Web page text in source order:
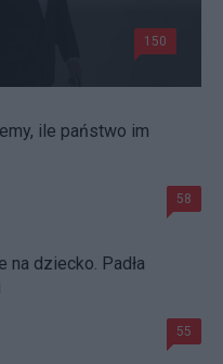
150
ile państwo im
58
na dziecko. Padła
55